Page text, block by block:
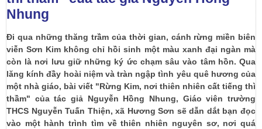
Nhung
Đi qua những thăng trầm của thời gian, cánh rừng miền biên
viễn Sơn Kim không chỉ hồi sinh một màu xanh đại ngàn mà
còn là nơi lưu giữ những ký ức chạm sâu vào tâm hồn. Qua
lăng kính đầy hoài niệm và tràn ngập tình yêu quê hương của
một nhà giáo, bài viết "Rừng Kim, nơi thiên nhiên cất tiếng thì
thầm" của tác giả Nguyễn Hồng Nhung, Giáo viên trường
THCS Nguyễn Tuấn Thiện, xã Hương Sơn sẽ dẫn dắt bạn đọc
vào một hành trình tìm về thiên nhiên nguyên sơ, nơi quá